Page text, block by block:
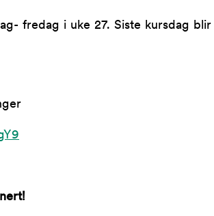
fredag i uke 27. Siste kursdag